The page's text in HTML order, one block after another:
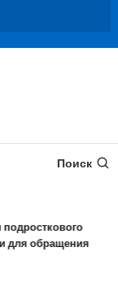
Поиск
для обращения